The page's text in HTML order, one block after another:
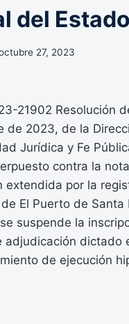
del Estado
27, 2023
21902 Resolución
de 2023, de la
Jurídica y Fe
contra la
extendida por la
El Puerto de Santa
suspende la
adjudicación dictado
de ejecución